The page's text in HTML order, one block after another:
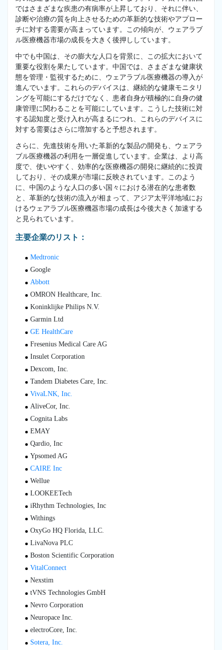
ではさまざまな疾患の有病率が上昇しており、それに伴い、
診断や治療の質を向上させるための革新的な技術やアプロー
チに対する需要が高まっています。この傾向が、ウェアラブ
ル医療機器市場の成長を大きく後押ししています。
中でも中国は、その膨大な人口を背景に、この拡大において
重要な役割を果たしています。中国では、さまざまな健康状
態を管理・監視するために、ウェアラブル医療機器の導入が
進んでいます。これらのデバイスは、継続的な健康モニタリ
ングを可能にするだけでなく、患者自身が積極的に自身の健
康管理に関わることを可能にしています。こうした技術に対
する認知度と受け入れが高まるにつれ、これらのデバイスに
対する需要はさらに増加すると予想されます。
さらに、先進技術を用いた革新的な製品の開発も、ウェアラ
ブル医療機器の利用を一層促進しています。企業は、より高
度で、使いやすく、効率的な医療機器の開発に継続的に投資
しており、その成果が市場に反映されています。このよう
に、中国のような人口の多い国々における潜在的な患者数
と、革新的な技術の流入が相まって、アジア太平洋地域にお
けるウェアラブル医療機器市場の成長は今後大きく加速する
と見られています。
主要企業のリスト：
Medtronic
Google
Abbott
OMRON Healthcare, Inc.
Koninklijke Philips N.V.
Garmin Ltd
GE HealthCare
Fresenius Medical Care AG
Insulet Corporation
Dexcom, Inc.
Tandem Diabetes Care, Inc.
VivaLNK, Inc.
AliveCor, Inc.
Cognita Labs
EMAY
Qardio, Inc
Ypsomed AG
CAIRE Inc
Wellue
LOOKEETech
iRhythm Technologies, Inc
Withings
OxyGo HQ Florida, LLC.
LivaNova PLC
Boston Scientific Corporation
VitalConnect
Nexstim
tVNS Technologies GmbH
Nevro Corporation
Neuropace Inc.
electroCore, Inc.
Sotera, Inc.